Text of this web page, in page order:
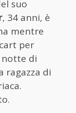
suo
, 34 anni, è
mentre
per
di
ragazza di